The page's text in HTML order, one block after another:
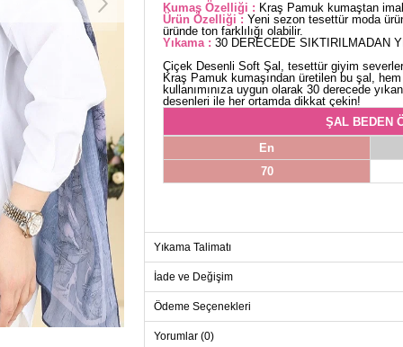
Kumaş Özelliği : Kraş Pamuk kumaştan
Ürün Özelliği : Yeni sezon tesettür moda
üründe ton farklılığı olabilir.
Yıkama : 30 DERECEDE SIKTIRILMADAN
Çiçek Desenli Soft Şal, tesettür giyim
Kraş Pamuk kumaşından üretilen bu şal,
kullanımınıza uygun olarak 30 derecede
desenleri ile her ortamda dikkat çekin!
ŞAL BEDEN
En
70
Yıkama Talimatı
İade ve Değişim
Ödeme Seçenekleri
Yorumlar (0)